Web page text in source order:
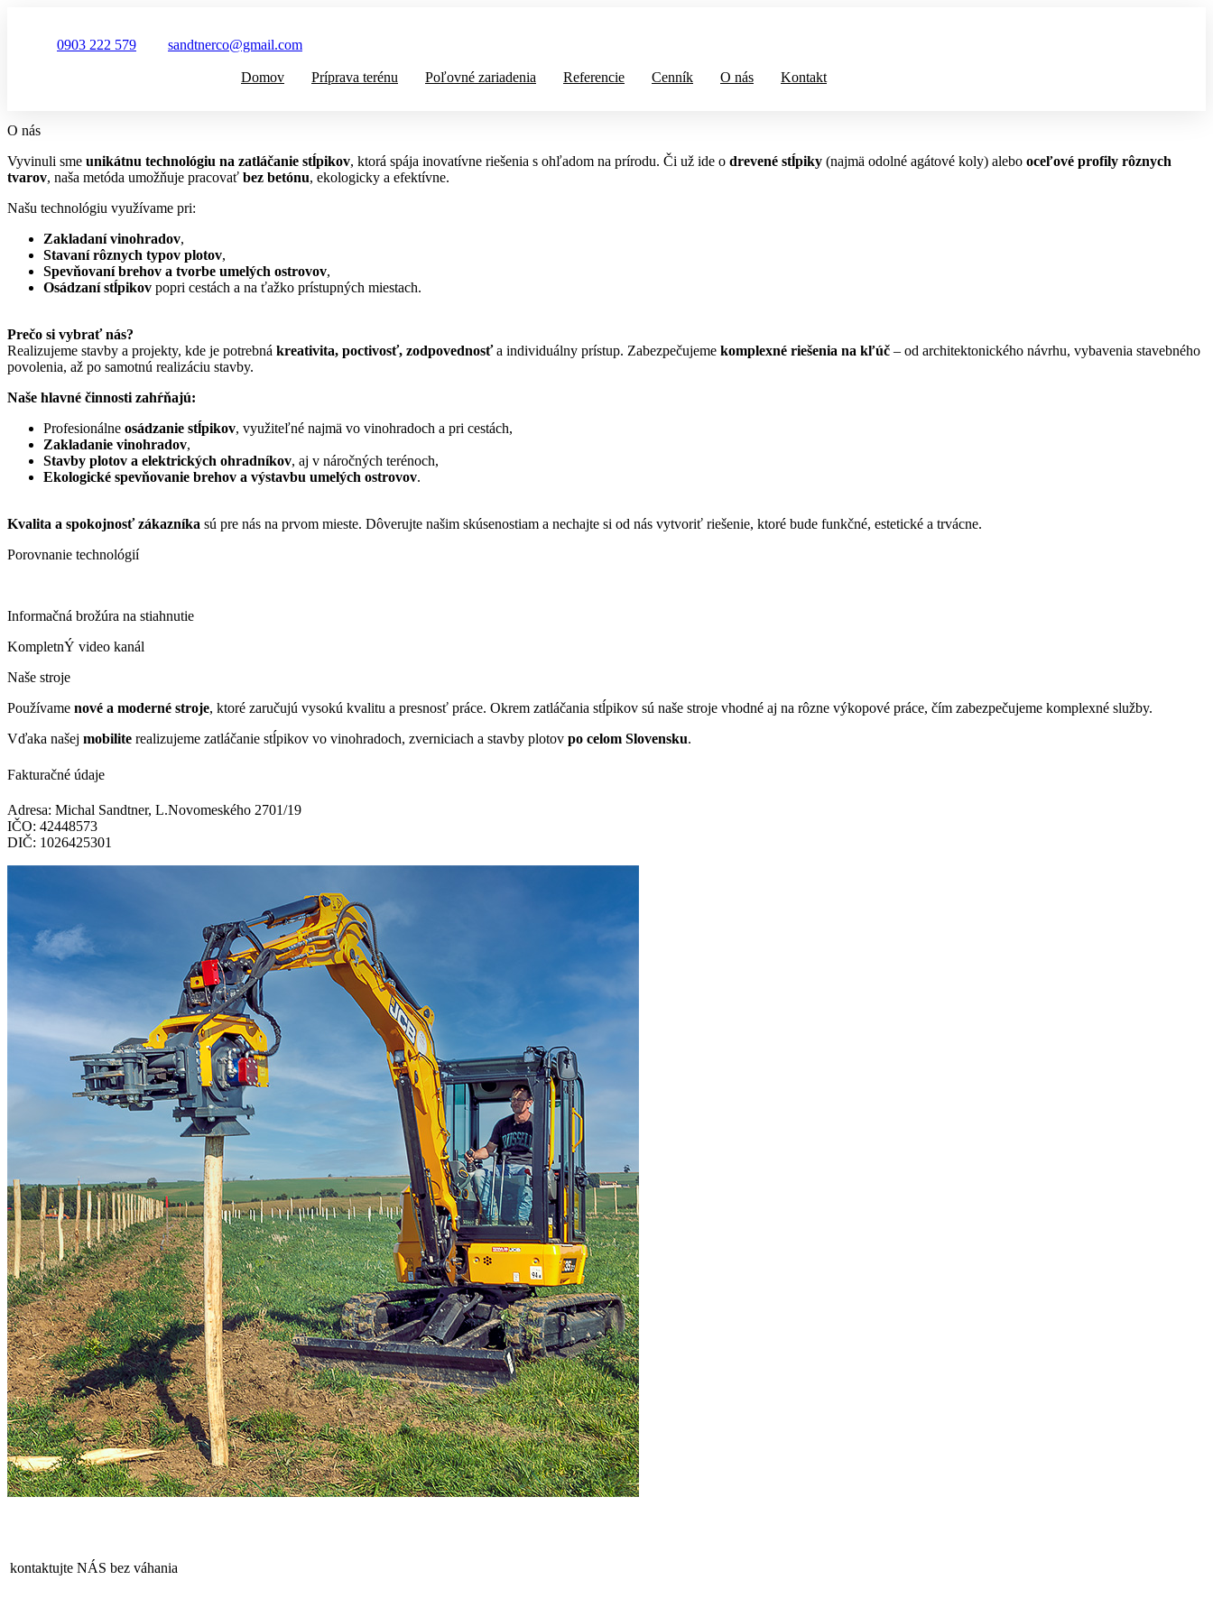
0903 222 579 sandtnerco@gmail.com
Domov Príprava terénu Poľovné zariadenia Referencie Cenník O nás Kontakt
O nás
Vyvinuli sme unikátnu technológiu na zatláčanie stĺpikov, ktorá spája inovatívne riešenia s ohľadom na prírodu. Či už ide o drevené stĺpiky (najmä odolné agátové koly) alebo oceľové profily rôznych
tvarov, naša metóda umožňuje pracovať bez betónu, ekologicky a efektívne.
Našu technológiu využívame pri:
Zakladaní vinohradov,
Stavaní rôznych typov plotov,
Spevňovaní brehov a tvorbe umelých ostrovov,
Osádzaní stĺpikov popri cestách a na ťažko prístupných miestach.
Prečo si vybrať nás?
Realizujeme stavby a projekty, kde je potrebná kreativita, poctivosť, zodpovednosťa individuálny prístup. Zabezpečujeme komplexné riešenia na kľúč – od architektonického návrhu, vybavenia stavebného
povolenia, až po samotnú realizáciu stavby.
Naše hlavné činnosti zahŕňajú:
Profesionálne osádzanie stĺpikov, využiteľné najmä vo vinohradoch a pri cestách,
Zakladanie vinohradov,
Stavby plotov a elektrických ohradníkov, aj v náročných terénoch,
Ekologické spevňovanie brehov a výstavbu umelých ostrovov.
Kvalita a spokojnosť zákazníka sú pre nás na prvom mieste. Dôverujte našim skúsenostiam a nechajte si od nás vytvoriť riešenie, ktoré bude funkčné, estetické a trvácne.
Porovnanie technológií
Informačná brožúra na stiahnutie
KompletnÝ video kanál
Naše stroje
Používame nové a moderné stroje, ktoré zaručujú vysokú kvalitu a presnosť práce. Okrem zatláčania stĺpikov sú naše stroje vhodné aj na rôzne výkopové práce, čím zabezpečujeme komplexné služby.
Vďaka našej mobilite realizujeme zatláčanie stĺpikov vo vinohradoch, zverniciach a stavby plotov po celom Slovensku.
Fakturačné údaje
Adresa: Michal Sandtner, L.Novomeského 2701/19
IČO: 42448573
DIČ: 1026425301
kontaktujte NÁS bez váhania